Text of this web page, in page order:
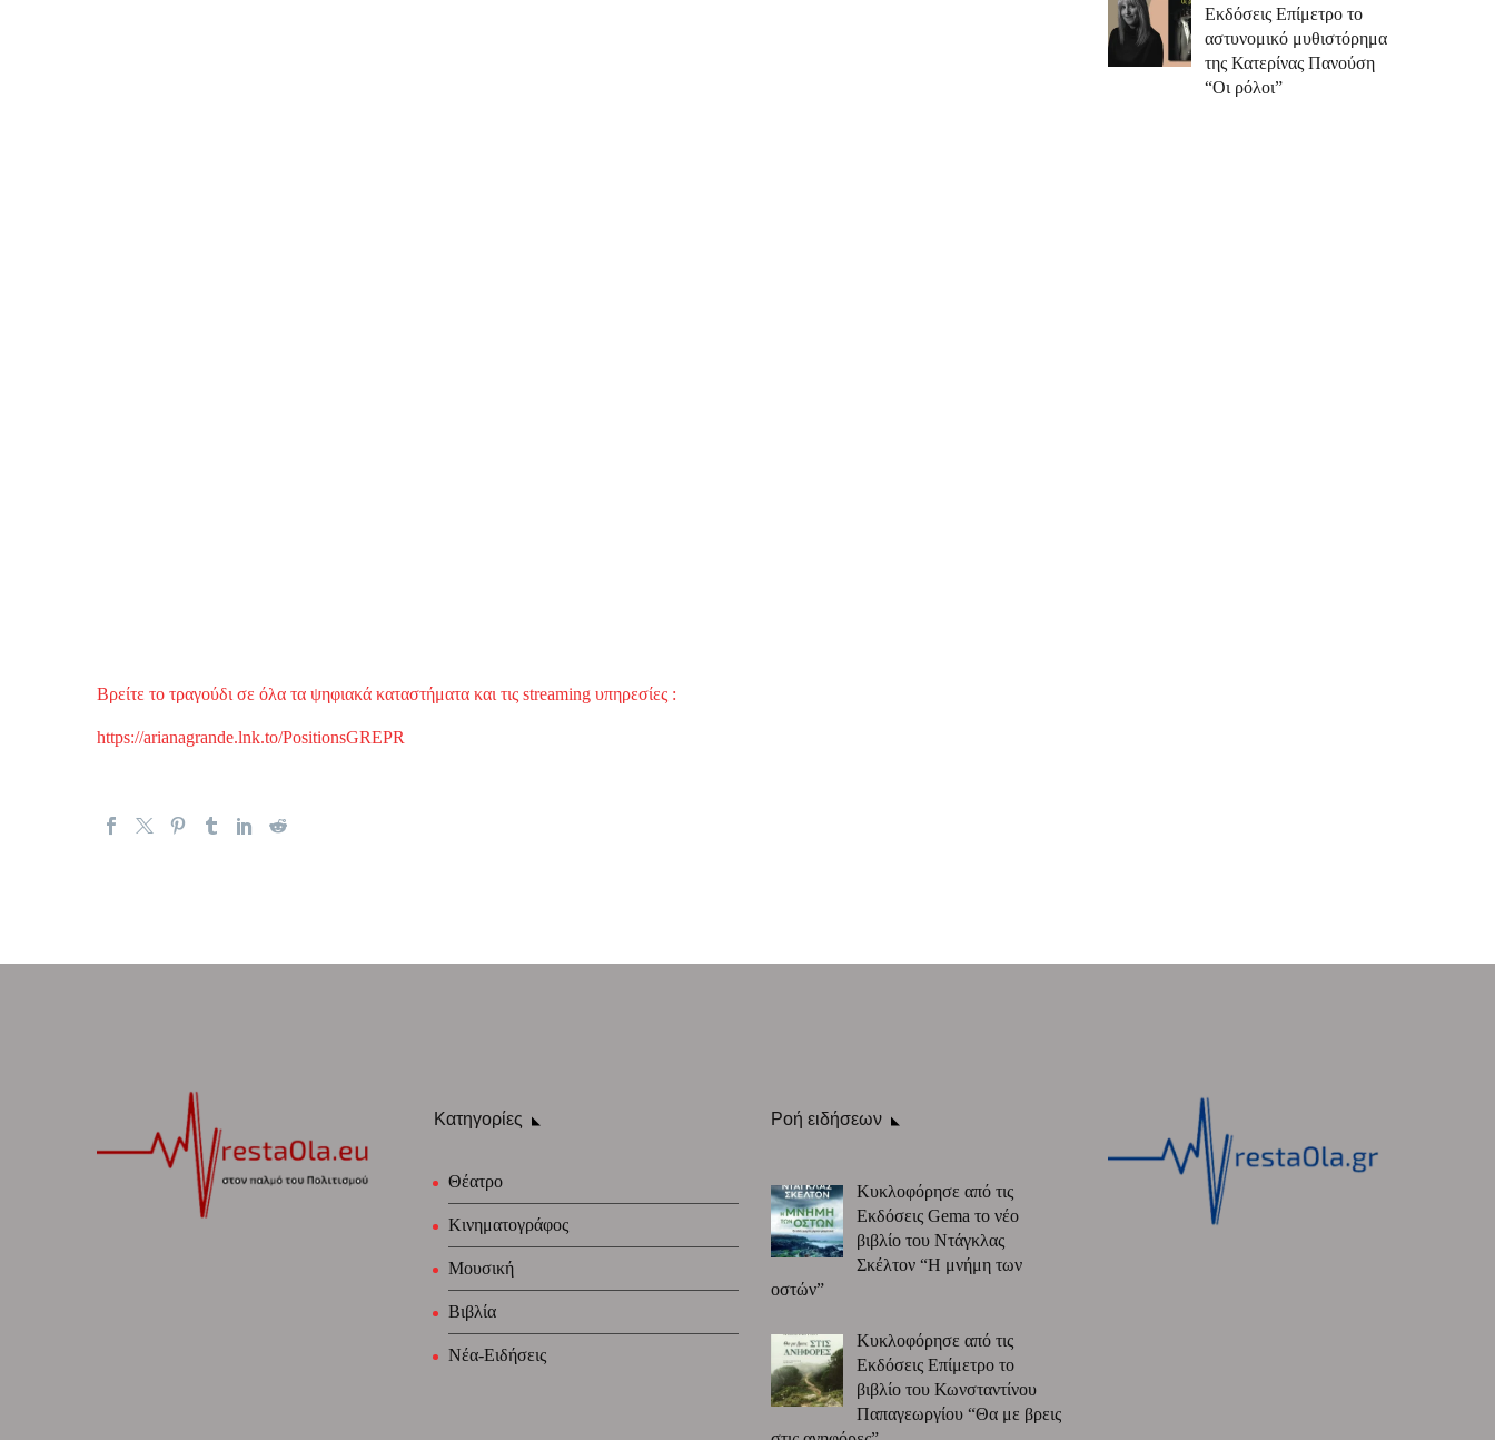
Βρείτε το τραγούδι σε όλα τα ψηφιακά καταστήματα και τις streaming υπηρεσίες :
https://arianagrande.lnk.to/PositionsGREPR
Εκδόσεις Επίμετρο το
αστυνομικό μυθιστόρημα
της Κατερίνας Πανούση
“Οι ρόλοι”
Κατηγορίες
Θέατρο
Κινηματογράφος
Μουσική
Βιβλία
Νέα-Ειδήσεις
Ροή ειδήσεων
Κυκλοφόρησε από τις
Εκδόσεις Gema το νέο
βιβλίο του Ντάγκλας
Σκέλτον “Η μνήμη των
οστών”
Κυκλοφόρησε από τις
Εκδόσεις Επίμετρο το
βιβλίο του Κωνσταντίνου
Παπαγεωργίου “Θα με βρεις